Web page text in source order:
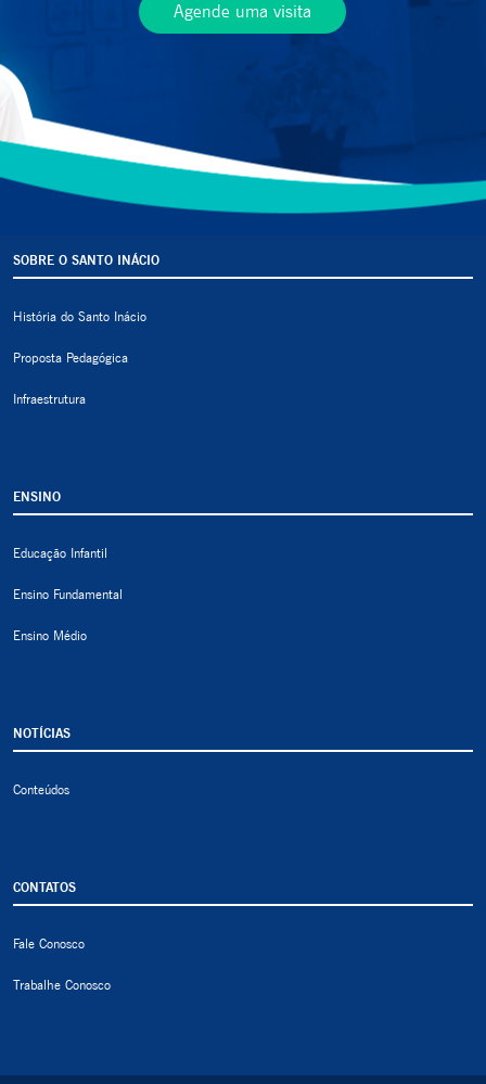
Agende uma visita
SOBRE O SANTO INÁCIO
História do Santo Inácio
Proposta Pedagógica
Infraestrutura
ENSINO
Educação Infantil
Ensino Fundamental
Ensino Médio
NOTÍCIAS
Conteúdos
CONTATOS
Fale Conosco
Trabalhe Conosco